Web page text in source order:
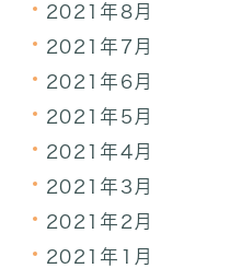
2021年8月
2021年7月
2021年6月
2021年5月
2021年4月
2021年3月
2021年2月
2021年1月